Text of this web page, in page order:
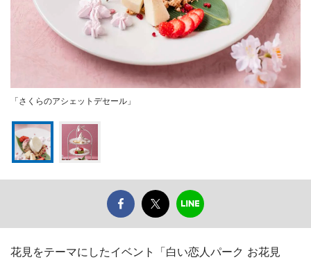
「さくらのアシェットデセール」
花見をテーマにしたイベント「白い恋人パーク お花見